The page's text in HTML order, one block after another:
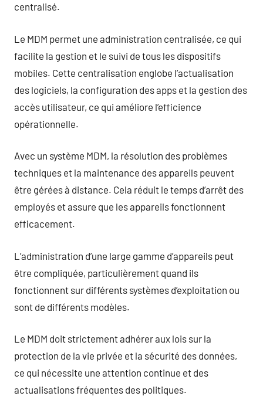
centralisé.
Le MDM permet une administration centralisée, ce qui
facilite la gestion et le suivi de tous les dispositifs
mobiles. Cette centralisation englobe l’actualisation
des logiciels, la configuration des apps et la gestion des
accès utilisateur, ce qui améliore l’efficience
opérationnelle.
Avec un système MDM, la résolution des problèmes
techniques et la maintenance des appareils peuvent
être gérées à distance. Cela réduit le temps d’arrêt des
employés et assure que les appareils fonctionnent
efficacement.
L’administration d’une large gamme d’appareils peut
être compliquée, particulièrement quand ils
fonctionnent sur différents systèmes d’exploitation ou
sont de différents modèles.
Le MDM doit strictement adhérer aux lois sur la
protection de la vie privée et la sécurité des données,
ce qui nécessite une attention continue et des
actualisations fréquentes des politiques.